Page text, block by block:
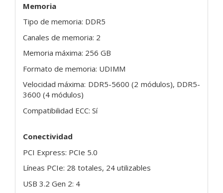
Memoria
Tipo de memoria: DDR5
Canales de memoria: 2
Memoria máxima: 256 GB
Formato de memoria: UDIMM
Velocidad máxima: DDR5-5600 (2 módulos), DDR5-
3600 (4 módulos)
Compatibilidad ECC: Sí
Conectividad
PCI Express: PCIe 5.0
Líneas PCIe: 28 totales, 24 utilizables
USB 3.2 Gen 2: 4